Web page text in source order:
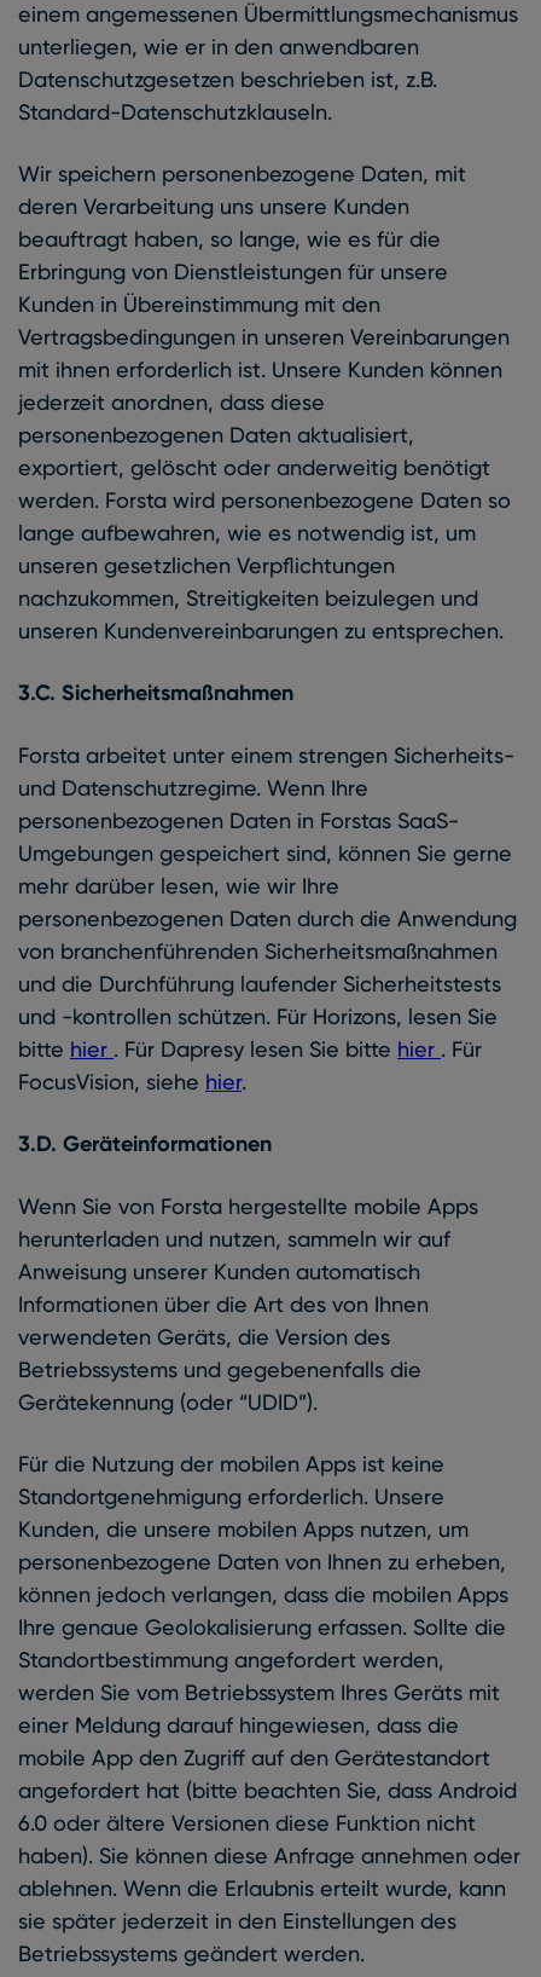
einem angemessenen Übermittlungsmechanismus
unterliegen, wie er in den anwendbaren
Datenschutzgesetzen beschrieben ist, z.B.
Standard-Datenschutzklauseln.
Wir speichern personenbezogene Daten, mit
deren Verarbeitung uns unsere Kunden
beauftragt haben, so lange, wie es für die
Erbringung von Dienstleistungen für unsere
Kunden in Übereinstimmung mit den
Vertragsbedingungen in unseren Vereinbarungen
mit ihnen erforderlich ist. Unsere Kunden können
jederzeit anordnen, dass diese
personenbezogenen Daten aktualisiert,
exportiert, gelöscht oder anderweitig benötigt
werden. Forsta wird personenbezogene Daten so
lange aufbewahren, wie es notwendig ist, um
unseren gesetzlichen Verpflichtungen
nachzukommen, Streitigkeiten beizulegen und
unseren Kundenvereinbarungen zu entsprechen.
3.C. Sicherheitsmaßnahmen
Forsta arbeitet unter einem strengen Sicherheits-
und Datenschutzregime. Wenn Ihre
personenbezogenen Daten in Forstas SaaS-
Umgebungen gespeichert sind, können Sie gerne
mehr darüber lesen, wie wir Ihre
personenbezogenen Daten durch die Anwendung
von branchenführenden Sicherheitsmaßnahmen
und die Durchführung laufender Sicherheitstests
und -kontrollen schützen. Für Horizons, lesen Sie
bitte hier . Für Dapresy lesen Sie bitte hier . Für
FocusVision, siehe hier.
3.D. Geräteinformationen
Wenn Sie von Forsta hergestellte mobile Apps
herunterladen und nutzen, sammeln wir auf
Anweisung unserer Kunden automatisch
Informationen über die Art des von Ihnen
verwendeten Geräts, die Version des
Betriebssystems und gegebenenfalls die
Gerätekennung (oder “UDID”).
Für die Nutzung der mobilen Apps ist keine
Standortgenehmigung erforderlich. Unsere
Kunden, die unsere mobilen Apps nutzen, um
personenbezogene Daten von Ihnen zu erheben,
können jedoch verlangen, dass die mobilen Apps
Ihre genaue Geolokalisierung erfassen. Sollte die
Standortbestimmung angefordert werden,
werden Sie vom Betriebssystem Ihres Geräts mit
einer Meldung darauf hingewiesen, dass die
mobile App den Zugriff auf den Gerätestandort
angefordert hat (bitte beachten Sie, dass Android
6.0 oder ältere Versionen diese Funktion nicht
haben). Sie können diese Anfrage annehmen oder
ablehnen. Wenn die Erlaubnis erteilt wurde, kann
sie später jederzeit in den Einstellungen des
Betriebssystems geändert werden.